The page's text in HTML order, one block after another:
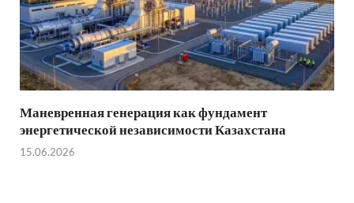
Маневренная генерация как фундамент
энергетической независимости Казахстана
15.06.2026